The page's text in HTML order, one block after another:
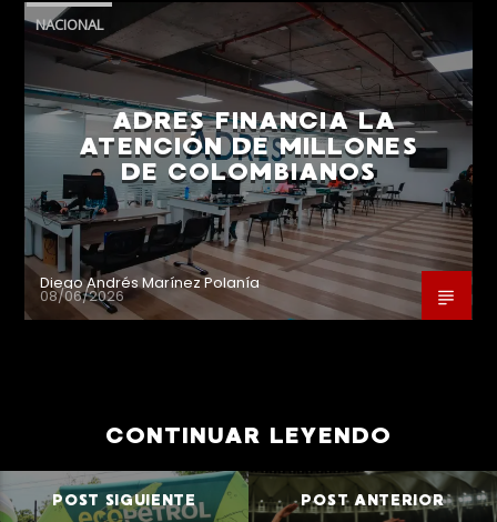
NACIONAL
ADRES FINANCIA LA
ATENCIÓN DE MILLONES
DE COLOMBIANOS
Diego Andrés Marínez Polanía
08/06/2026
CONTINUAR LEYENDO
POST SIGUIENTE POST ANTERIOR